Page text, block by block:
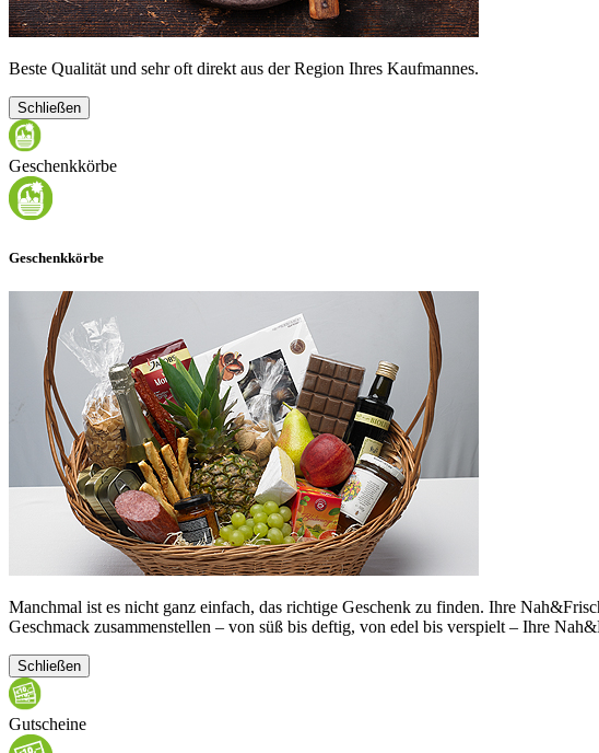
Beste Qualität und sehr oft direkt aus der Region Ihres Kaufmannes.
Schließen
Geschenkkörbe
Geschenkkörbe
Manchmal ist es nicht ganz einfach, das richtige Geschenk zu finden. Ihre
Geschmack zusammenstellen – von süß bis deftig, von edel bis verspielt – Ihre
Schließen
Gutscheine